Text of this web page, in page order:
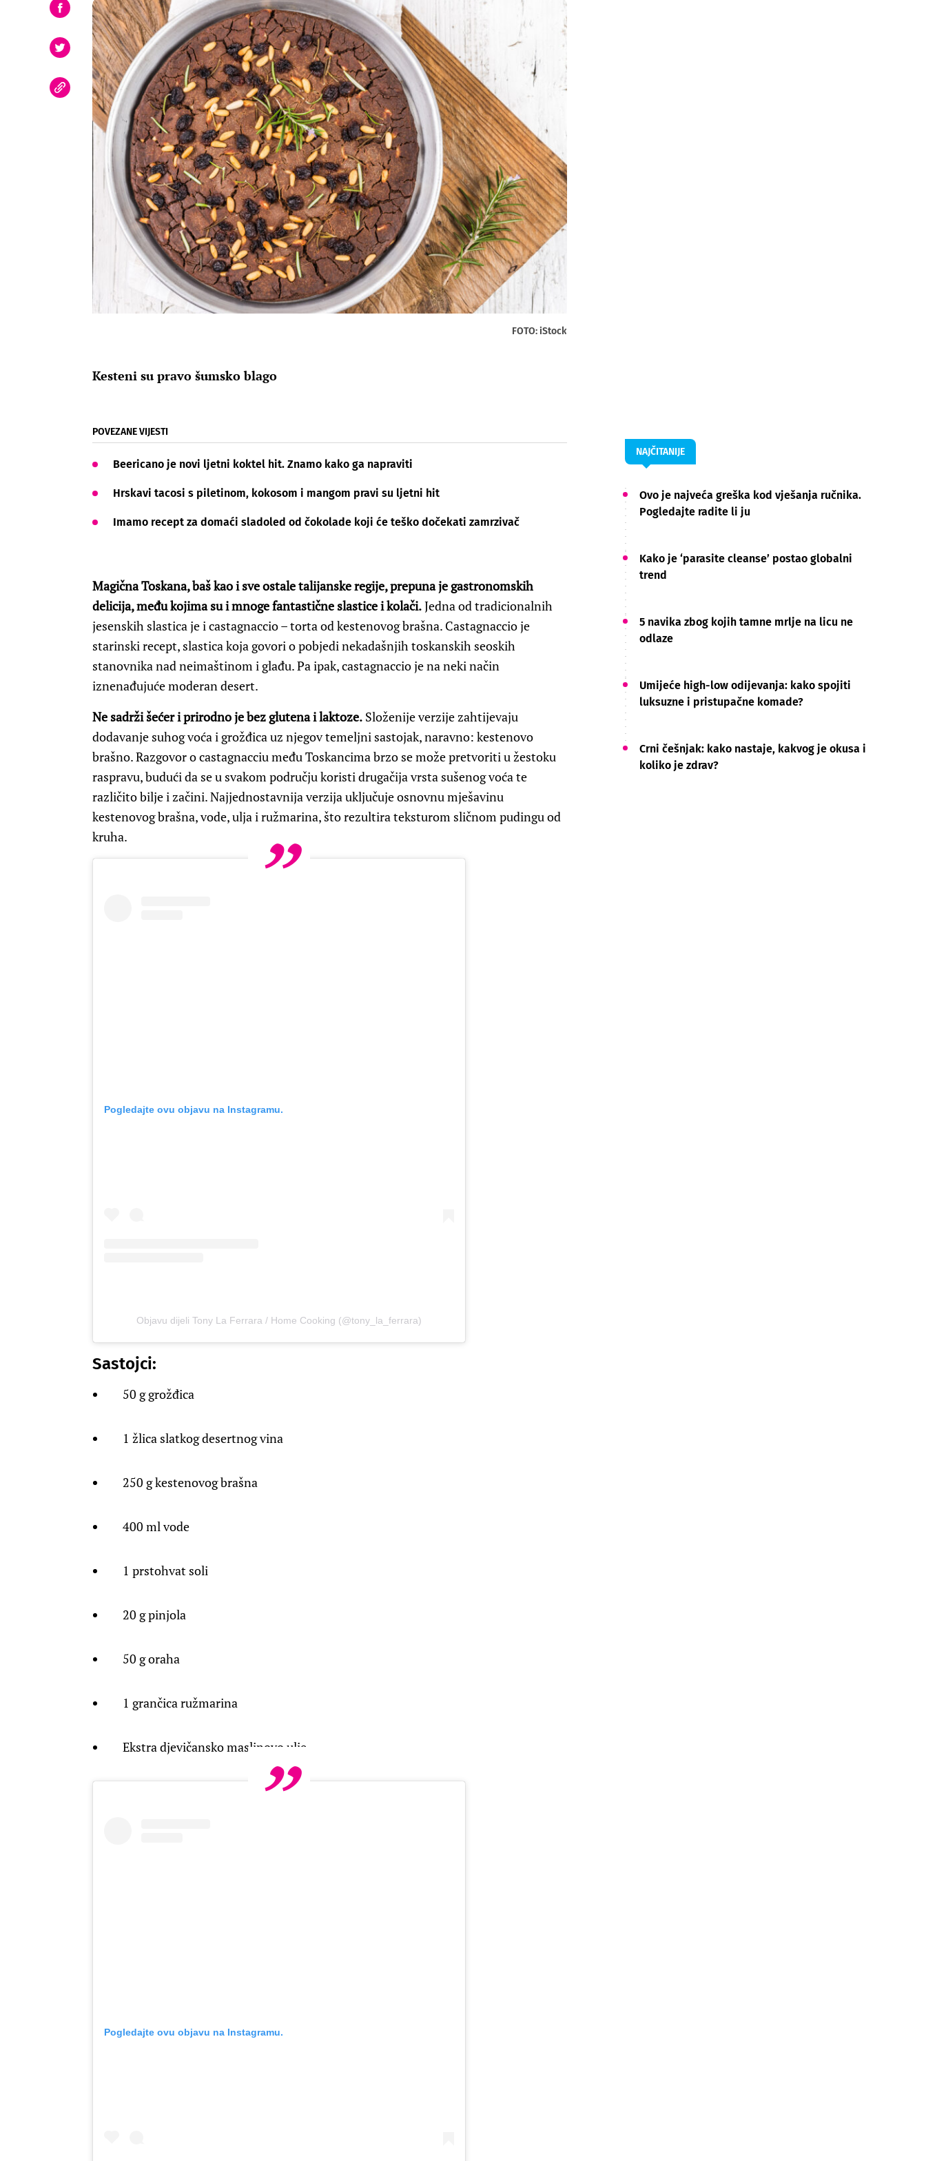
FOTO: iStock
Kesteni su pravo šumsko blago
POVEZANE VIJESTI
Beericano je novi ljetni koktel hit. Znamo kako ga napraviti
Hrskavi tacosi s piletinom, kokosom i mangom pravi su ljetni hit
Imamo recept za domaći sladoled od čokolade koji će teško dočekati zamrzivač
Magična Toskana, baš kao i sve ostale talijanske regije, prepuna je gastronomskih
delicija, među kojima su i mnoge fantastične slastice i kolači.Jedna od tradicionalnih
jesenskih slastica je i castagnaccio – torta od kestenovog brašna. Castagnaccio je
starinski recept, slastica koja govori o pobjedi nekadašnjih toskanskih seoskih
stanovnika nad neimaštinom i glađu. Pa ipak, castagnaccio je na neki način
iznenađujuće moderan desert.
Ne sadrži šećer i prirodno je bez glutena i laktoze. Složenije verzije zahtijevaju
dodavanje suhog voća i grožđica uz njegov temeljni sastojak, naravno: kestenovo
brašno. Razgovor o castagnacciu među Toskancima brzo se može pretvoriti u žestoku
raspravu, budući da se u svakom području koristi drugačija vrsta sušenog voća te
različito bilje i začini. Najjednostavnija verzija uključuje osnovnu mješavinu
kestenovog brašna, vode, ulja i ružmarina, što rezultira teksturom sličnom pudingu od
kruha.
Pogledajte ovu objavu na Instagramu.
Objavu dijeli Tony La Ferrara / Home Cooking (@tony_la_ferrara)
Sastojci:
50 g grožđica
1 žlica slatkog desertnog vina
250 g kestenovog brašna
400 ml vode
1 prstohvat soli
20 g pinjola
50 g oraha
1 grančica ružmarina
Ekstra djevičansko maslinovo ulje
Pogledajte ovu objavu na Instagramu.
NAJČITANIJE
Ovo je najveća greška kod vješanja ručnika.
Pogledajte radite li ju
Kako je ‘parasite cleanse’ postao globalni
trend
5 navika zbog kojih tamne mrlje na licu ne
odlaze
Umijeće high-low odijevanja: kako spojiti
luksuzne i pristupačne komade?
Crni češnjak: kako nastaje, kakvog je okusa i
koliko je zdrav?